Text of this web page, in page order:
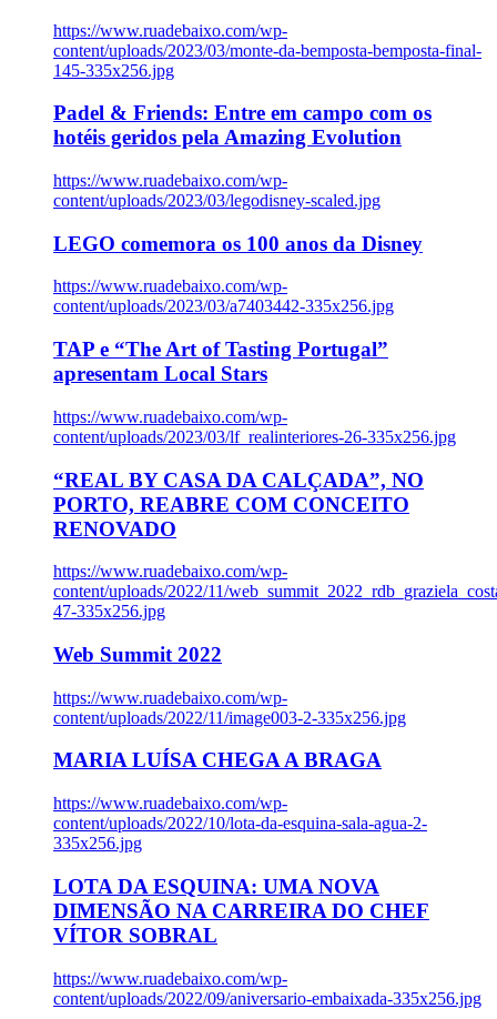
https://www.ruadebaixo.com/wp-
content/uploads/2023/03/monte-da-bemposta-bemposta-final-
145-335x256.jpg
Padel & Friends: Entre em campo com os
hotéis geridos pela Amazing Evolution
https://www.ruadebaixo.com/wp-
content/uploads/2023/03/legodisney-scaled.jpg
LEGO comemora os 100 anos da Disney
https://www.ruadebaixo.com/wp-
content/uploads/2023/03/a7403442-335x256.jpg
TAP e “The Art of Tasting Portugal”
apresentam Local Stars
https://www.ruadebaixo.com/wp-
content/uploads/2023/03/lf_realinteriores-26-335x256.jpg
“REAL BY CASA DA CALÇADA”, NO
PORTO, REABRE COM CONCEITO
RENOVADO
https://www.ruadebaixo.com/wp-
content/uploads/2022/11/
47-335x256.jpg
Web Summit 2022
https://www.ruadebaixo.com/wp-
content/uploads/2022/11/image003-2-335x256.jpg
MARIA LUÍSA CHEGA A BRAGA
https://www.ruadebaixo.com/wp-
content/uploads/2022/10/lota-da-esquina-sala-agua-2-
335x256.jpg
LOTA DA ESQUINA: UMA NOVA
DIMENSÃO NA CARREIRA DO CHEF
VÍTOR SOBRAL
https://www.ruadebaixo.com/wp-
content/uploads/2022/09/aniversario-embaixada-335x256.jpg